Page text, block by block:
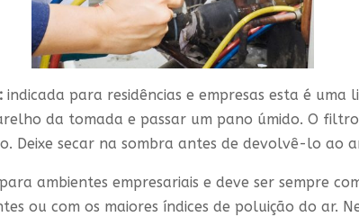
indicada para residências e empresas esta é uma
da tomada e passar um pano úmido. O
Deixe secar na sombra antes de devolvê-lo ao
ambientes empresariais e deve ser sempre
ou com os maiores índices de poluição do ar.